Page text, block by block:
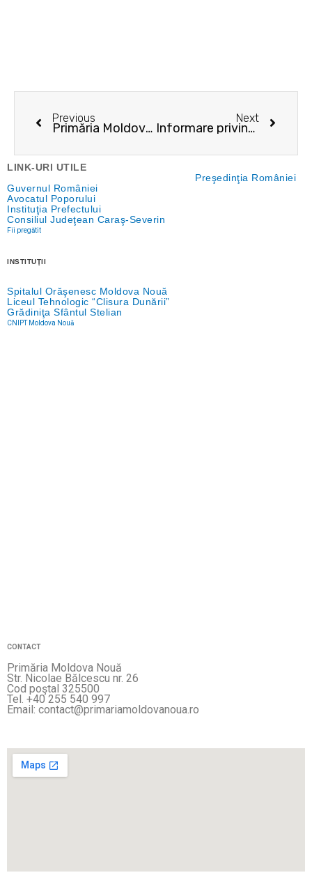
Prev
Previous
Primăria Moldova Nouă și-a deschis pagină de sesizări
Next
Informare privind rețeaua de apă
Next
LINK-URI UTILE
Preşedinţia României
Guvernul României
Avocatul Poporului
Instituţia Prefectului
Consiliul Judeţean Caraş-Severin
Fii pregătit
INSTITUŢII
Spitalul Orăşenesc Moldova Nouă
Liceul Tehnologic “Clisura Dunării”
Grădiniţa Sfântul Stelian
CNIPT Moldova Nouă
CONTACT
Primăria Moldova Nouă
Str. Nicolae Bălcescu nr. 26
Cod poştal 325500
Tel. +40 255 540 997
Email: contact@primariamoldovanoua.ro